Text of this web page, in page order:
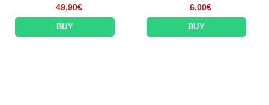
49,90€
BUY
6,00€
BUY